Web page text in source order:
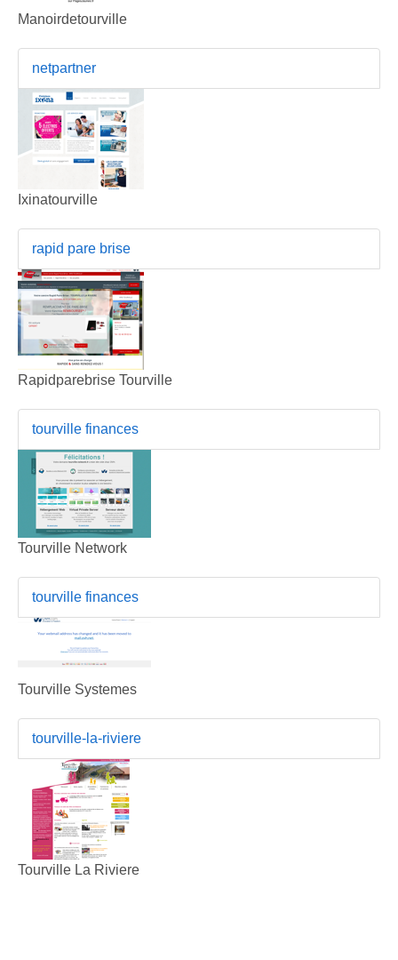
Manoirdetourville
netpartner
Ixinatourville
rapid pare brise
Rapidparebrise Tourville
tourville finances
Tourville Network
tourville finances
Tourville Systemes
tourville-la-riviere
Tourville La Riviere